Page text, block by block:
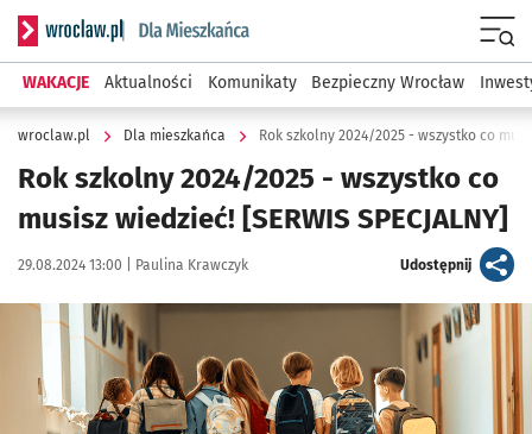
Serwis informacyjny wroclaw.pl podserwis: Dla mieszkańca
WAKACJE Aktualności Komunikaty Bezpieczny Wrocław
wroclaw.pl Dla mieszkańca Rok szkolny 2024/2025 - wszystko co
Rok szkolny 2024/2025 - wszystko co
musisz wiedzieć! [SERWIS SPECJALNY]
Data publikacji:
29.08.2024 13:00 | Autor:
Paulina Krawczyk Udostępnijartykuł
Kliknij, aby powiększyć